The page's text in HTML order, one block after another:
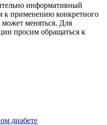
информативный
к применению конкретного
меняться. Для
просим обращаться к
диабете